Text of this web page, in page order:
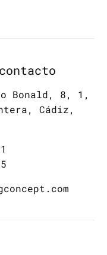
Bonald, 8, 1,
Cádiz,